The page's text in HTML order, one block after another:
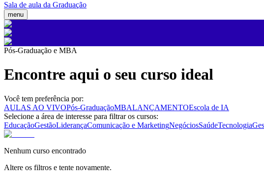
Sala de aula da Graduação
menu
Pós-Graduação e MBA
Encontre aqui o seu curso ideal
Você tem preferência por:
AULAS AO VIVOPós-GraduaçãoMBALANÇAMENTOEscola de IA
Selecione a área de interesse para filtrar os cursos:
EducaçãoGestãoLiderançaComunicação e MarketingNegóciosSaúdeTecnologia
Nenhum curso encontrado
Altere os filtros e tente novamente.